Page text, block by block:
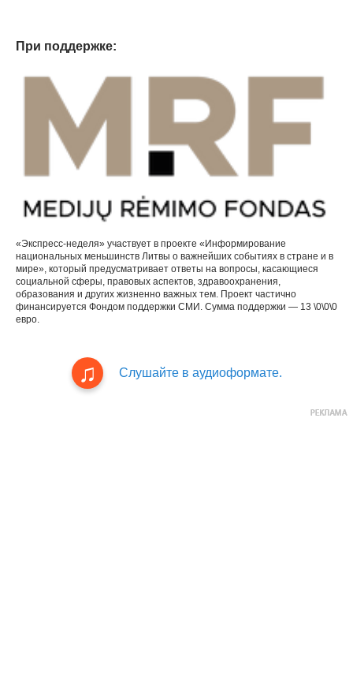
При поддержке:
«Экспресс-неделя» участвует в проекте «Информирование
национальных меньшинств Литвы о важнейших событиях в стране и в
мире», который предусматривает ответы на вопросы, касающиеся
социальной сферы, правовых аспектов, здравоохранения,
образования и других жизненно важных тем. Проект частично
финансируется Фондом поддержки СМИ. Сумма поддержки — 13 \0\0\0
евро.
Слушайте в аудиоформате.